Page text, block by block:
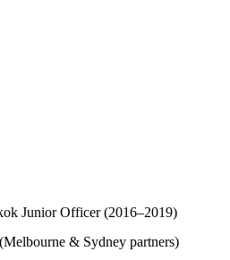
Junior Officer (2016–2019)
& Sydney partners)